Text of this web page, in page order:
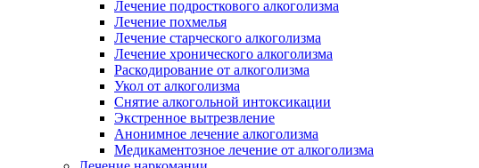
Лечение подросткового алкоголизма
Лечение похмелья
Лечение старческого алкоголизма
Лечение хронического алкоголизма
Раскодирование от алкоголизма
Укол от алкоголизма
Снятие алкогольной интоксикации
Экстренное вытрезвление
Анонимное лечение алкоголизма
Медикаментозное лечение от алкоголизма